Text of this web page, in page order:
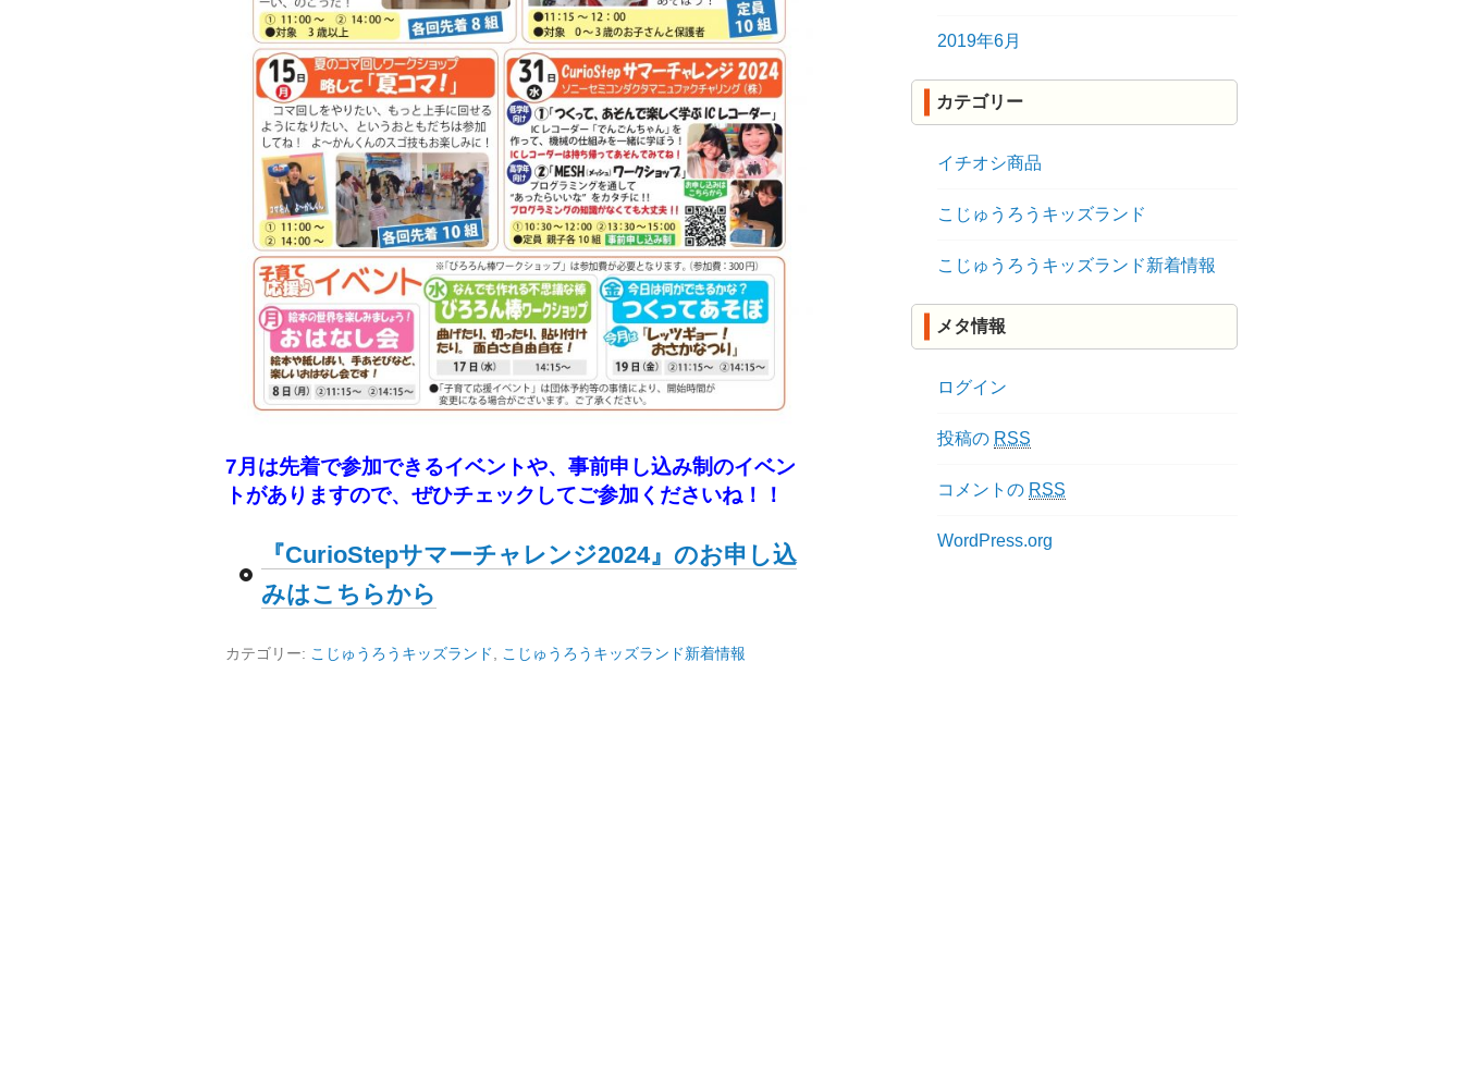
7月は先着で参加できるイベントや、事前申し込み制のイベン
トがありますので、ぜひチェックしてご参加くださいね！！
『CurioStepサマーチャレンジ2024』のお申し込
みはこちらから
カテゴリー: こじゅうろうキッズランド こじゅうろうキッズランド新着情報
2019年6月
カテゴリー
イチオシ商品
こじゅうろうキッズランド
こじゅうろうキッズランド新着情報
メタ情報
ログイン
投稿の RSS
コメントの RSS
WordPress.org